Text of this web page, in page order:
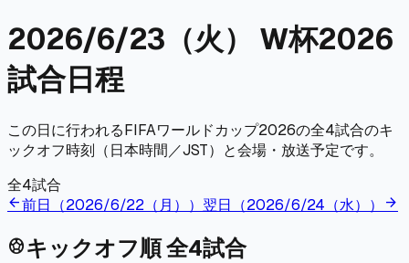
2026/6/23（火）
W杯2026
試合日程
この日に行われるFIFAワールドカップ2026の全4試合のキ
ックオフ時刻（日本時間／JST）と会場・放送予定です。
全4試合
arrow_back前日（2026/6/22（月） ） 翌日（2026/6/24（水） ） arrow_forward
sports_soccerキックオフ順 全4試合